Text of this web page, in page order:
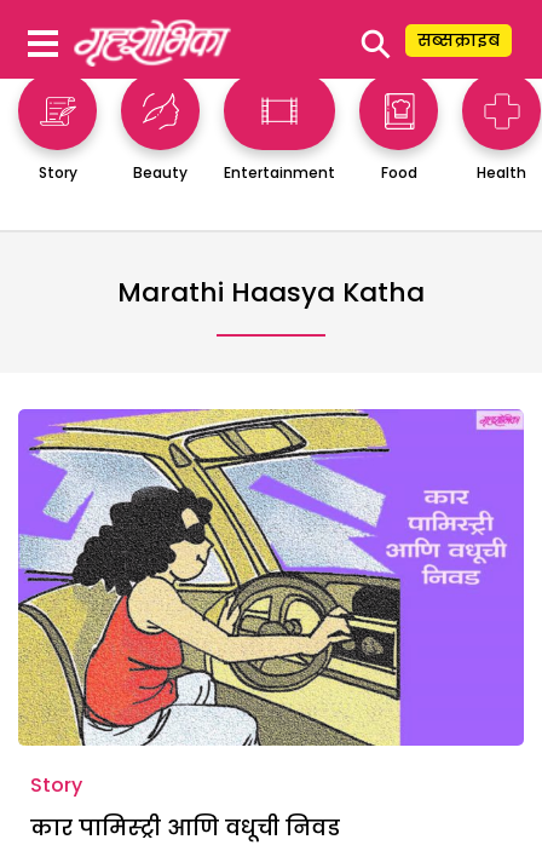
⚲ सब्सक्राइब
Story Beauty Entertainment Food Health
Marathi Haasya Katha
Story
कार पामिस्ट्री आणि वधूची निवड